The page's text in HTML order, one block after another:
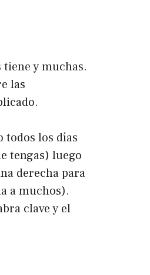
tiene y muchas.
las
todos los días
tengas) luego
derecha para
a muchos).
clave y el